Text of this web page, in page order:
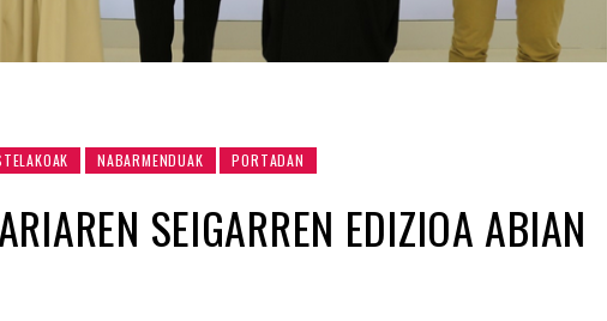
NABARMENDUAK PORTADAN
SEIGARREN EDIZIOA ABIAN